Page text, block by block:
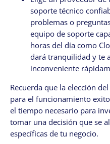
soporte técnico
problemas o
equipo de soporte
horas del día como
dará tranquilidad y te
inconveniente
Recuerda que la elección
para el funcionamiento
el tiempo necesario para
tomar una decisión que se
específicas de tu negocio.